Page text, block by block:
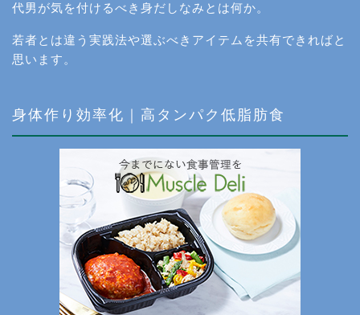
代男が気を付けるべき身だしなみとは何か。
若者とは違う実践法や選ぶべきアイテムを共有できればと
思います。
身体作り効率化｜高タンパク低脂肪食